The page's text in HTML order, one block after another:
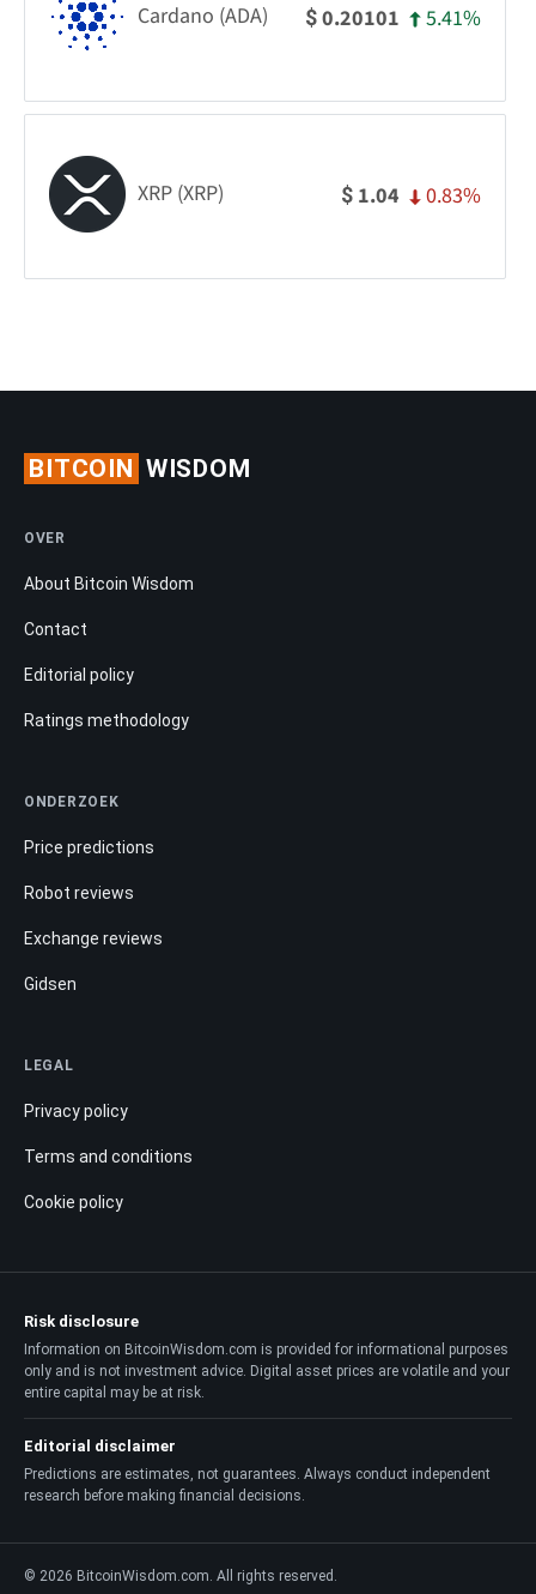
Cardano (ADA) $0.20101 5.41%
XRP (XRP) $ 1.04 0.83%
BITCOIN WISDOM
OVER
About Bitcoin Wisdom
Contact
Editorial policy
Ratings methodology
ONDERZOEK
Price predictions
Robot reviews
Exchange reviews
Gidsen
LEGAL
Privacy policy
Terms and conditions
Cookie policy
Risk disclosure
Information on BitcoinWisdom.com is provided for informational purposes
only and is not investment advice. Digital asset prices are volatile and your
entire capital may be at risk.
Editorial disclaimer
Predictions are estimates, not guarantees. Always conduct independent
research before making financial decisions.
© 2026 BitcoinWisdom.com. All rights reserved.